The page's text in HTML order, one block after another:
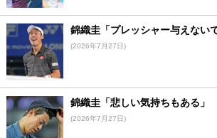
錦織圭「プレッシャー与えないで
(2026年7月27日)
錦織圭「悲しい気持ちもある」
(2026年7月27日)